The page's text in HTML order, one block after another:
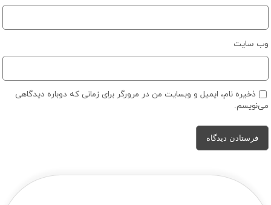
وب‌ سایت
ذخیره نام، ایمیل و وبسایت من در مرورگر برای زمانی که دوباره دیدگاهی
می‌نویسم.